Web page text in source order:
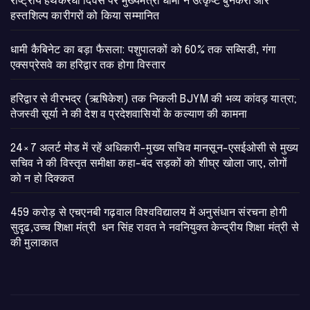
हस्तशिल्प कारीगरों को किया सम्मानित
​धामी कैबिनेट का बड़ा फैसला: पशुपालकों को 60% तक सब्सिडी, गंगा
एक्सप्रेसवे का हरिद्वार तक होगा विस्तार
​हरिद्वार से वीरभद्र (ऋषिकेश) तक निकली BJYM की भव्य कांवड़ यात्रा;
तेजस्वी सूर्या ने की देश व प्रदेशवासियों के कल्याण की कामना
24×7 अलर्ट मोड में रहें अधिकारी-मुख्य सचिव मानसून-एसईओसी से मुख्य
सचिव ने की विस्तृत समीक्षा कहा-बंद सड़कों को शीघ्र खोला जाए, लोगों
को न हो दिक्कत
459 करोड़ से एचएनबी गढ़वाल विश्वविद्यालय में अनुसंधान संरचना होगी
सुदृढ,उच्च शिक्षा मंत्री धन सिंह रावत ने नवनियुक्त केन्द्रीय शिक्षा मंत्री से
की मुलाकात